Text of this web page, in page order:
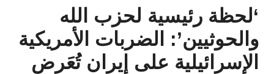
‘لحظة رئيسية لحزب الله
والحوثيين’: الضربات الأمريكية
الإسرائيلية على إيران تُعَرض